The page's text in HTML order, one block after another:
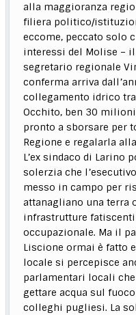
alla maggioranza
filiera politico/
eccome, peccato solo
interessi del Molise –
segretario regionale
conferma arriva
collegamento idrico
Occhito, ben 30
pronto a sborsare per
Regione e regalarla
L’ex sindaco di Larino
solerzia che
messo in campo per
attanagliano una terra
infrastrutture
occupazionale. Ma il
Liscione ormai è fatto
locale si percepisce
parlamentari locali
gettare acqua sul
colleghi pugliesi. La